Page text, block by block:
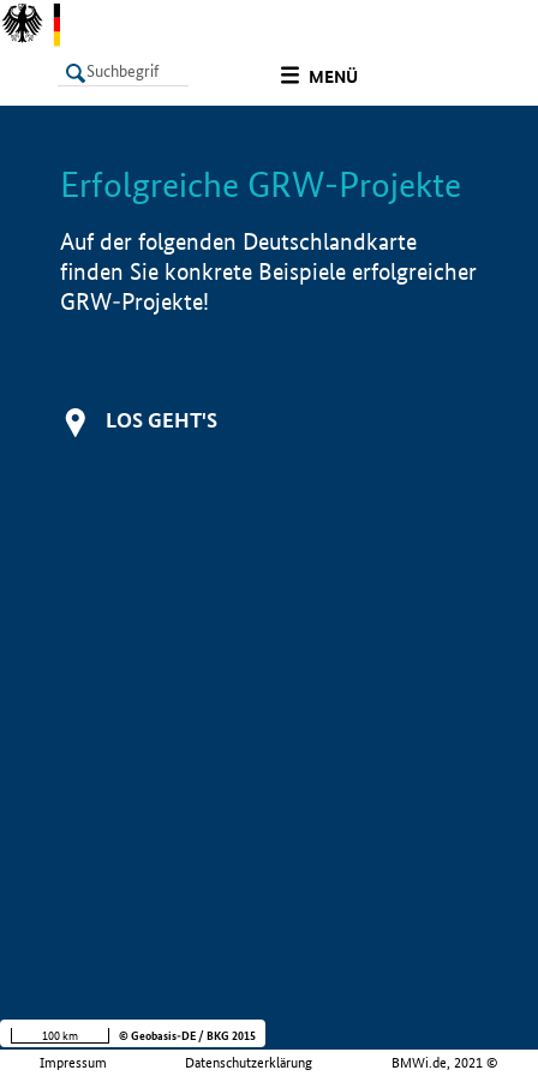
MENÜ
LISTE Info
Erfolgreiche GRW-Projekte
Auf der folgenden Deutschlandkarte
finden Sie konkrete Beispiele erfolgreicher
GRW-Projekte!
LOS GEHT'S
Impressum Datenschutzerklärung BMWi.de, 2021 ©
100 km © Geobasis-DE / BKG 2015